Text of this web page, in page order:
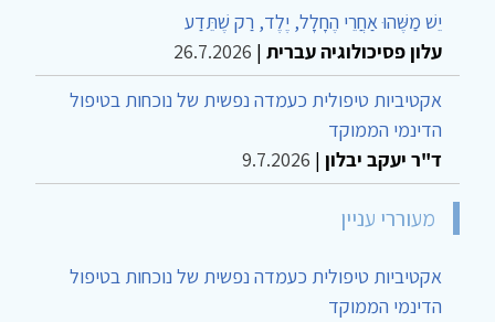
יֵשׁ מַשֶּׁהוּ אַחֲרֵי הֶחָלָל, יֶלֶד, רַק שֶׁתֵּדַע
עלון פסיכולוגיה עברית |
26.7.2026
אקטיביות טיפולית כעמדה נפשית של נוכחות בטיפול
הדינמי הממוקד
ד"ר יעקב יבלון |
9.7.2026
מעוררי עניין
אקטיביות טיפולית כעמדה נפשית של נוכחות בטיפול
הדינמי הממוקד